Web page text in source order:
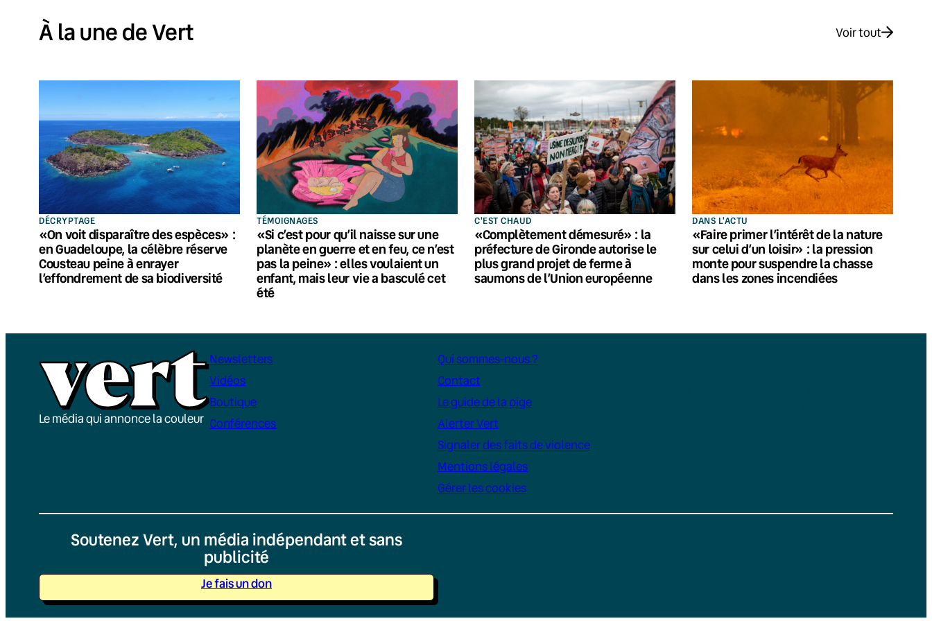
À la une de Vert Voir tout
DÉCRYPTAGE
«On voit disparaître des espèces» :
en Guadeloupe, la célèbre réserve
Cousteau peine à enrayer
l’effondrement de sa biodiversité
TÉMOIGNAGES
«Si c’est pour qu’il naisse sur une
planète en guerre et en feu, ce n’est
pas la peine» : elles voulaient un
enfant, mais leur vie a basculé cet
été
C'EST CHAUD
«Complètement démesuré» : la
préfecture de Gironde autorise le
plus grand projet de ferme à
saumons de l’Union européenne
DANS L'ACTU
«Faire primer l’intérêt de la nature
sur celui d’un loisir» : la pression
monte pour suspendre la chasse
dans les zones incendiées
Le média qui annonce la couleur
Newsletters
Vidéos
Boutique
Conférences
Qui sommes-nous ?
Contact
Le guide de la pige
Alerter Vert
Signaler des faits de violence
Mentions légales
Gérer les cookies
Soutenez Vert, un média indépendant et sans
publicité
Je fais un don